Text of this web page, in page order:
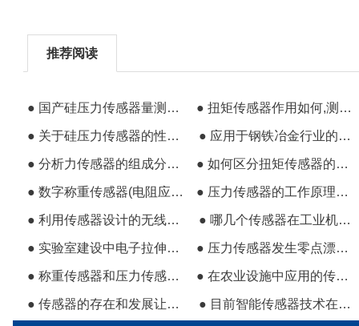
推荐阅读
● 国产硅压力传感器量测应用 ● 扭矩传感器作用如何,测量范围多少
● 关于硅压力传感器的性能强度测试说明 ● 应用于钢铁冶金行业的称重传感器
● 分析力传感器的组成分类和应用原理 ● 如何区分扭矩传感器的种类
● 数字称重传感器(电阻应变力)的原理和安装方法 ● 压力传感器的工作原理及温度误差补偿方法
● 利用传感器设计的无线水位检测系统 ● 哪几个传感器在工业机器人中最常见
● 实验室建设中电子拉伸传感器的选择问题 ● 压力传感器发生零点漂移的几个原因
● 称重传感器和压力传感器有什么区别？ ● 在农业设施中应用的传感器分类
● 传感器的存在和发展让机器人变得活了起来 ● 目前智能传感器技术在国际环境下的发展